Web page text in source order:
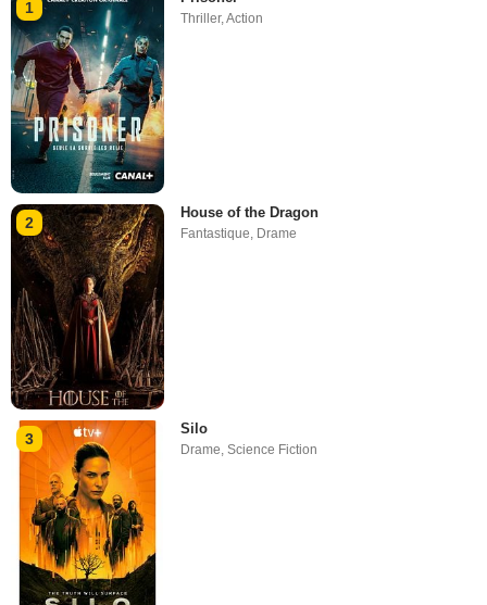
1
Thriller,Action
2
House of the Dragon
Fantastique, Drame
3
Silo
Drame ,Science Fiction